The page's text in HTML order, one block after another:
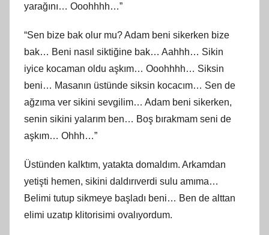
yarağını… Ooohhhh…”
“Sen bize bak olur mu? Adam beni sikerken bize
bak… Beni nasıl siktiğine bak… Aahhh… Sikin
iyice kocaman oldu aşkım… Ooohhhh… Siksin
beni… Masanın üstünde siksin kocacım… Sen de
ağzıma ver sikini sevgilim… Adam beni sikerken,
senin sikini yalarım ben… Boş bırakmam seni de
aşkım… Ohhh…”
Üstünden kalktım, yatakta domaldım. Arkamdan
yetişti hemen, sikini daldırıverdi sulu amıma…
Belimi tutup sikmeye başladı beni… Ben de alttan
elimi uzatıp klitorisimi ovalıyordum.